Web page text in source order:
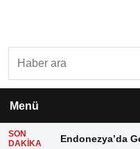
Menü
SON
DAKIKA
Endonezya’da